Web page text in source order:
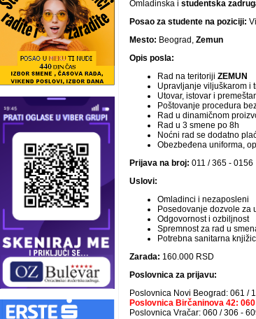
Omladinska i studentska
Posao za studente na poziciji:
Mesto: Beograd, Zemun
Opis posla:
Rad na teritoriji ZEMUN
Upravljanje viljuškarom i
Utovar, istovar i
Poštovanje procedura
Rad u dinamičnom
Rad u 3 smene po 8h
Noćni rad se dodatno
Obezbeđena uniforma,
Prijava na broj: 011 / 365 - 0156
Uslovi:
Omladinci i nezaposleni
Posedovanje dozvole za
Odgovornost i ozbiljnost
Spremnost za rad u
Potrebna sanitarna
Zarada: 160.000 RSD
Poslovnica za prijavu:
Poslovnica Novi Beograd: 061 /
Poslovnica Birčaninova 42: 060
Poslovnica Vračar: 060 / 306 -